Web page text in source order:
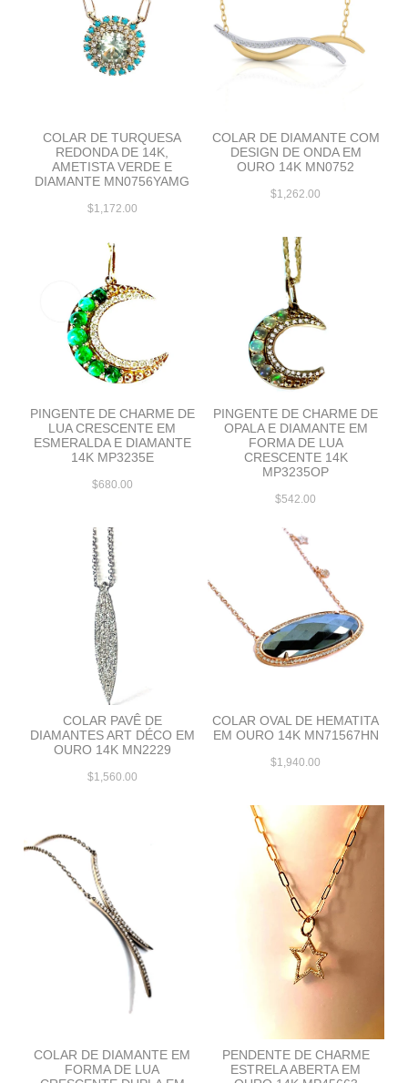
COLAR DE TURQUESA
REDONDA DE 14K,
AMETISTA VERDE E
DIAMANTE MN0756YAMG
$1,172.00
COLAR DE DIAMANTE COM
DESIGN DE ONDA EM
OURO 14K MN0752
$1,262.00
PINGENTE DE CHARME DE
LUA CRESCENTE EM
ESMERALDA E DIAMANTE
14K MP3235E
$680.00
PINGENTE DE CHARME DE
OPALA E DIAMANTE EM
FORMA DE LUA
CRESCENTE 14K
MP3235OP
$542.00
COLAR PAVÊ DE
DIAMANTES ART DÉCO EM
OURO 14K MN2229
$1,560.00
COLAR OVAL DE HEMATITA
EM OURO 14K MN71567HN
$1,940.00
COLAR DE DIAMANTE EM
FORMA DE LUA
PENDENTE DE CHARME
ESTRELA ABERTA EM